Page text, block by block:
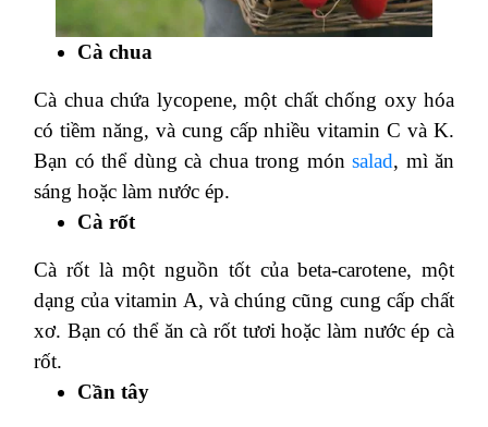
Cà chua
Cà chua chứa lycopene, một chất chống oxy hóa
có tiềm năng, và cung cấp nhiều vitamin C và K.
Bạn có thể dùng cà chua trong món salad, mì ăn
sáng hoặc làm nước ép.
Cà rốt
Cà rốt là một nguồn tốt của beta-carotene, một
dạng của vitamin A, và chúng cũng cung cấp chất
xơ. Bạn có thể ăn cà rốt tươi hoặc làm nước ép cà
rốt.
Cần tây